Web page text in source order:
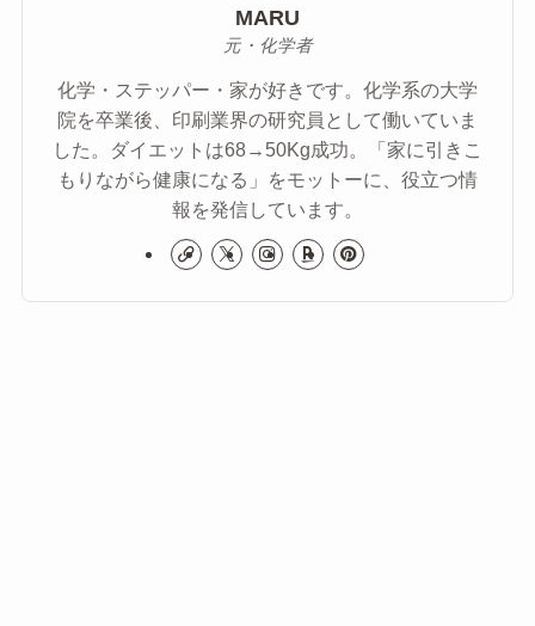
MARU
元・化学者
化学・ステッパー・家が好きです。化学系の大学
院を卒業後、印刷業界の研究員として働いていま
した。ダイエットは68→50Kg成功。「家に引きこ
もりながら健康になる」をモットーに、役立つ情
報を発信しています。